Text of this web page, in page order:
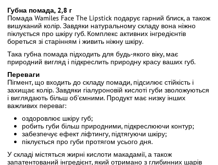
Губна помада, 2,8 г
Помада Wamiles Face The Lipstick подарує гарний блиск, а також
вишуканий колір. Завдяки натуральному складу вона ніжно
піклується про шкіру губ. Комплекс активних інгредієнтів
бореться зі старінням і живить ніжну шкіру.
Така губна помада підходить для будь-якого віку, має
природний вигляд і підкреслить природну красу ваших губ.
Переваги
Пігмент, що входить до складу помади, підсилює стійкість і
захищає колір. Завдяки гіалуроновій кислоті губи зволожуються
і виглядають більш об'ємними. Продукт має низку інших
важливих переваг:
оздоровлює шкіру губ;
робить губи більш природними, підкреслюючи контур;
забезпечує ефект ліфтингу, підтягуючи шкіру;
піклується про губи протягом усього дня.
У складі містяться жирні кислоти макадамії, а також
запатентований інгредієнт, який отримано з глибинних шарів